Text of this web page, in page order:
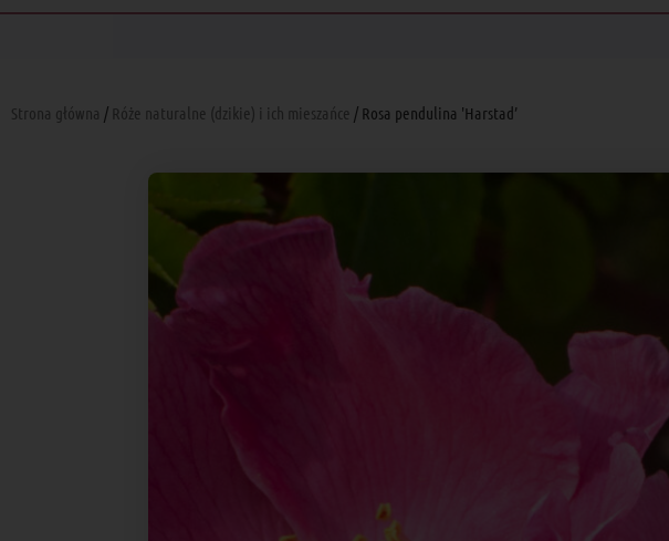
Strona główna / Róże naturalne (dzikie) i ich mieszańce / Rosa pendulina 'Harstad’